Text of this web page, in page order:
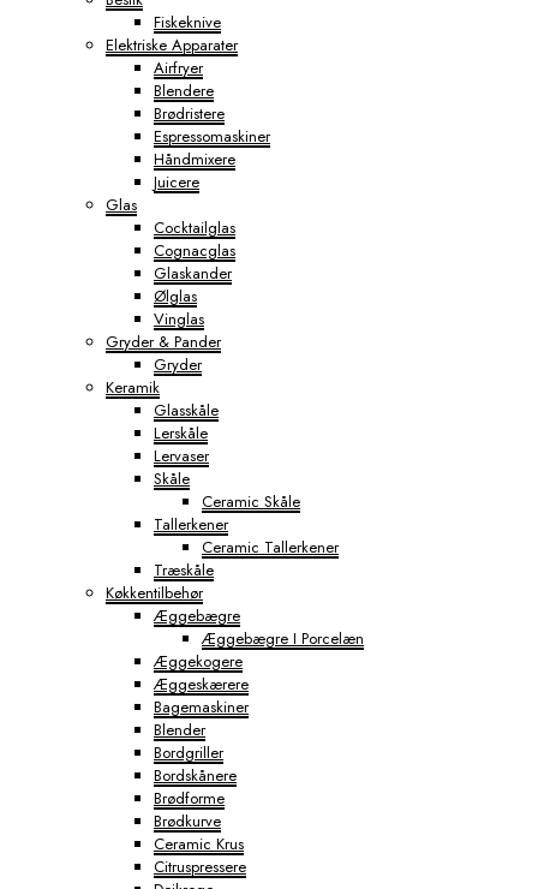
Fiskeknive
Elektriske Apparater
Airfryer
Blendere
Brødristere
Espressomaskiner
Håndmixere
Juicere
Glas
Cocktailglas
Cognacglas
Glaskander
Ølglas
Vinglas
Gryder & Pander
Gryder
Keramik
Glasskåle
Lerskåle
Lervaser
Skåle
Ceramic Skåle
Tallerkener
Ceramic Tallerkener
Træskåle
Køkkentilbehør
Æggebægre
Æggebægre I Porcelæn
Æggekogere
Æggeskærere
Bagemaskiner
Blender
Bordgriller
Bordskånere
Brødforme
Brødkurve
Ceramic Krus
Citruspressere